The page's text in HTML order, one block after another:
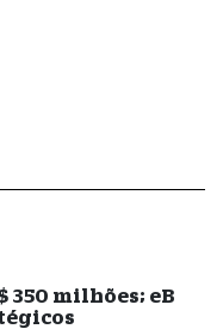
350 milhões; eB